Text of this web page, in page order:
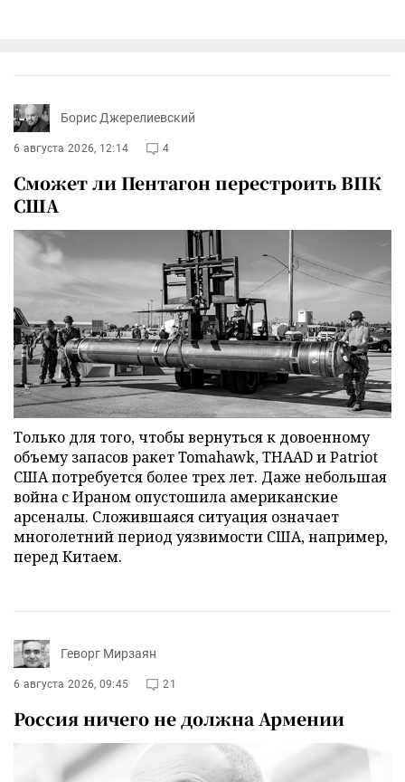
Борис Джерелиевский
6 августа 2026, 12:14 4
Сможет ли Пентагон перестроить ВПК
США
Только для того, чтобы вернуться к довоенному
объему запасов ракет Tomahawk, THAAD и Patriot
США потребуется более трех лет. Даже небольшая
война с Ираном опустошила американские
арсеналы. Сложившаяся ситуация означает
многолетний период уязвимости США, например,
перед Китаем.
Геворг Мирзаян
6 августа 2026, 09:45 21
Россия ничего не должна Армении